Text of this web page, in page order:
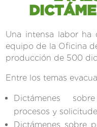
Una intensa labor ha
equipo de la Oficina
producción de 500
Entre los temas
Dictámenes
procesos y
Dictámenes sobre